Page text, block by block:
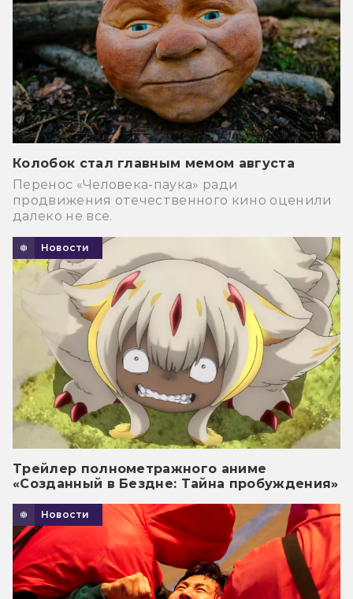
Колобок стал главным мемом августа
Перенос «Человека-паука» ради
продвижения отечественного кино оценили
далеко не все.
Новости
Трейлер полнометражного аниме
«Созданный в Бездне: Тайна пробуждения»
Новости